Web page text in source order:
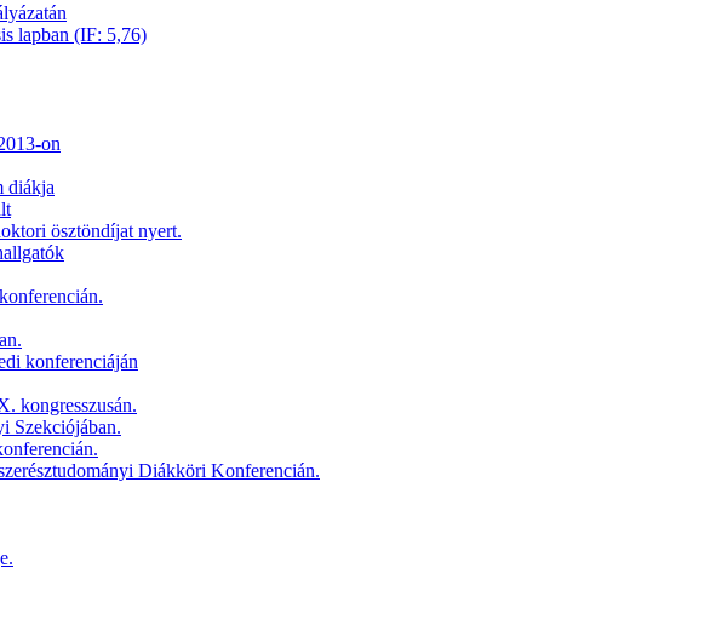
lapban (IF: 5,76)
on
diákja
ösztöndíjat nyert.
konferenciáján
kongresszusán.
Szekciójában.
Diákköri Konferencián.